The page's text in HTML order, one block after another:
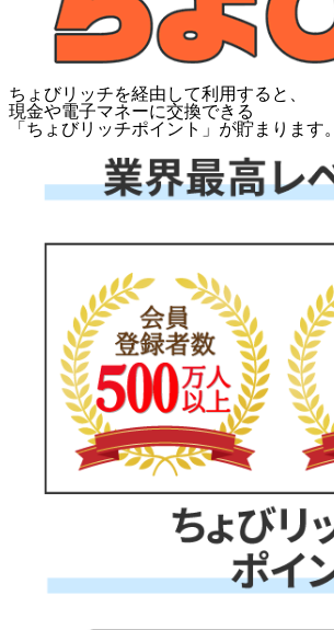
ちょびリッチを経由して利用すると、
現金や電子マネーに交換できる
「 ちょびリッチポイント 」が貯まります。